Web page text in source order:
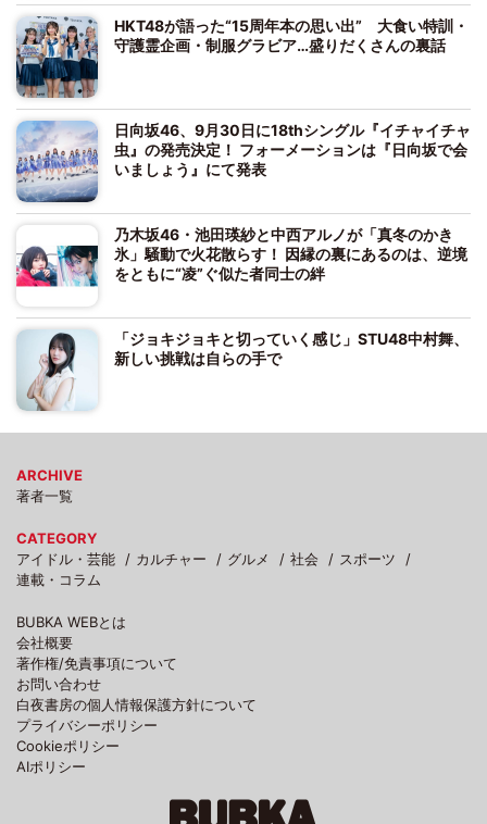
HKT48が語った“15周年本の思い出” 大食い特訓・
守護霊企画・制服グラビア…盛りだくさんの裏話
日向坂46、9月30日に18thシングル『イチャイチャ
虫』の発売決定！ フォーメーションは『日向坂で会
いましょう』にて発表
乃木坂46・池田瑛紗と中西アルノが「真冬のかき
氷」騒動で火花散らす！ 因縁の裏にあるのは、逆境
をともに“凌”ぐ似た者同士の絆
「ジョキジョキと切っていく感じ」STU48中村舞、
新しい挑戦は自らの手で
ARCHIVE
著者一覧
CATEGORY
アイドル・芸能
カルチャー グルメ 社会
スポーツ
連載・コラム
BUBKA WEBとは
会社概要
著作権/免責事項について
お問い合わせ
白夜書房の個人情報保護方針について
プライバシーポリシー
Cookieポリシー
AIポリシー